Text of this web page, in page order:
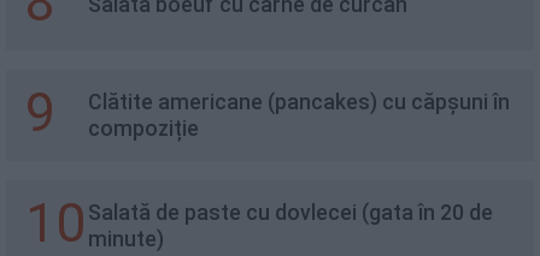
Salată boeuf cu carne de curcan
9
Clătite americane (pancakes) cu căpșuni în
compoziție
10 Salată de paste cu dovlecei (gata în 20 de
minute)